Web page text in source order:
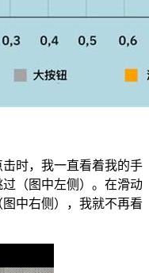
时，我一直看着我的手
（图中左侧）。在滑动
中右侧），我就不再看